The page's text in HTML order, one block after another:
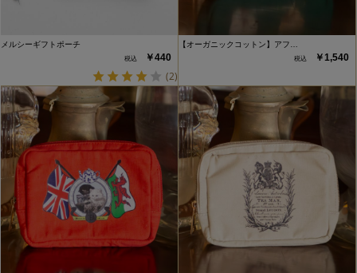
メルシーギフトポーチ
￥440
(2)
【オーガニックコットン】アフ…
￥1,540